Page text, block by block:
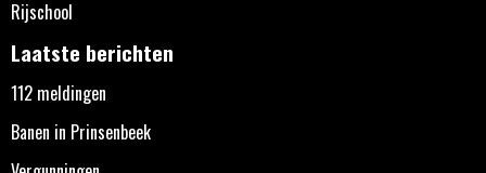
Rijschool
Laatste berichten
112 meldingen
Banen in Prinsenbeek